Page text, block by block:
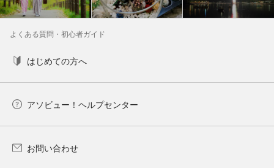
よくある質問・初心者ガイド
はじめての方へ
アソビュー！ヘルプセンター
お問い合わせ